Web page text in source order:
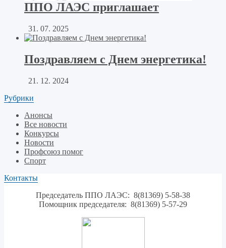
ППО ЛАЭС приглашает
31. 07. 2025
Поздравляем с Днем энергетика!
21. 12. 2024
Рубрики
Анонсы
Все новости
Конкурсы
Новости
Профсоюз помог
Спорт
Контакты
Председатель ППО ЛАЭС: 8(81369) 5-58-38
Помощник председателя: 8(81369) 5-57-29